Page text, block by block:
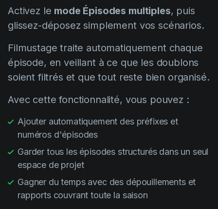
Activez le mode Épisodes multiples, puis
glissez-déposez simplement vos scénarios.
Filmustage traite automatiquement chaque
épisode, en veillant à ce que les doublons
soient filtrés et que tout reste bien organisé.
Avec cette fonctionnalité, vous pouvez :
Ajouter automatiquement des préfixes et
numéros d'épisodes
Garder tous les épisodes structurés dans un seul
espace de projet
Gagner du temps avec des dépouillements et
rapports couvrant toute la saison